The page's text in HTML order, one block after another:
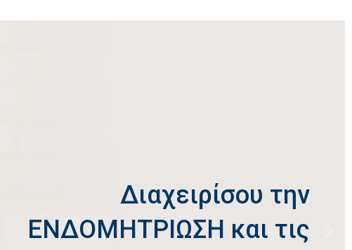
ενεργοποιούν τον ενδογενή
αντιοξειδωτικό μηχανισμό